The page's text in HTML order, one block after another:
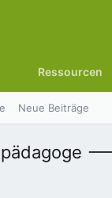
Ressourcen
Neue Beiträge